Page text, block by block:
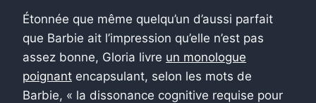
Étonnée que même quelqu’un d’aussi parfait
que Barbie ait l’impression qu’elle n’est pas
assez bonne, Gloria livre un monologue
poignant encapsulant, selon les mots de
Barbie, « la dissonance cognitive requise pour